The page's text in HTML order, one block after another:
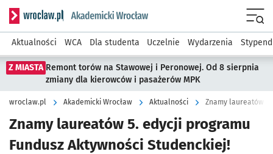
Serwis informacyjny wroclaw.pl podserwis: Akademicki
Aktualności WCA Dla studenta Uczelnie Wydarzenia
Z MIASTA Remont torów na Stawowej i Peronowej. Od 8 sierpnia
zmiany dla kierowców i pasażerów MPK
wroclaw.pl Akademicki Wrocław Aktualności Znamy laureatów
Znamy laureatów 5. edycji programu
Fundusz Aktywności Studenckiej!